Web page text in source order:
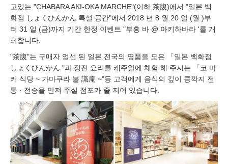
고있는 "CHABARA AKI-OKA MARCHE"(이하 茶腹)에서 "일본 백
화점 しょくひんかん 특설 공간"에서 2018 년 8 월 20 일 (월 )부
터 31 일 (금)까지 기간 한정 이벤트 "부흥 바 @ 아키하바라 '를 개
최합니다.
"茶腹"는 구매자 엄선 된 일본 전국의 명품을 모은 「일본 백화점
しょくひんかん "과 정진 요리를 캐주얼에 체험 해 주시는 「코 마
키 식당 ~ 가마쿠라 불 識庵 ~"등 고객에게 음식의 깊이 콩깍지 전
통 · 전승을 만져 주실 점포가 줄 지어 있습니다.